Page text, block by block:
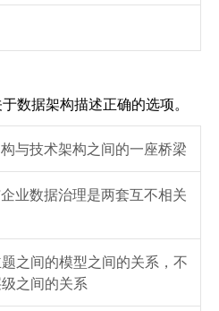
数据架构描述正确的选项。
与技术架构之间的一座桥梁
业数据治理是两套互不相关
之间的模型之间的关系，不
之间的关系